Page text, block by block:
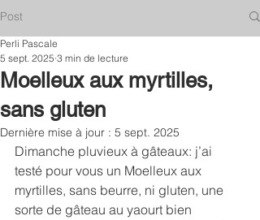
Post
Moelleux aux myrtilles,
sans gluten
Perli Pascale
5 sept. 2025 3 min de lecture
Dernière mise à jour : 5 sept. 2025
Dimanche pluvieux à gâteaux: j’ai
testé pour vous un Moelleux aux
myrtilles, sans beurre, ni gluten, une
sorte de gâteau au yaourt bien